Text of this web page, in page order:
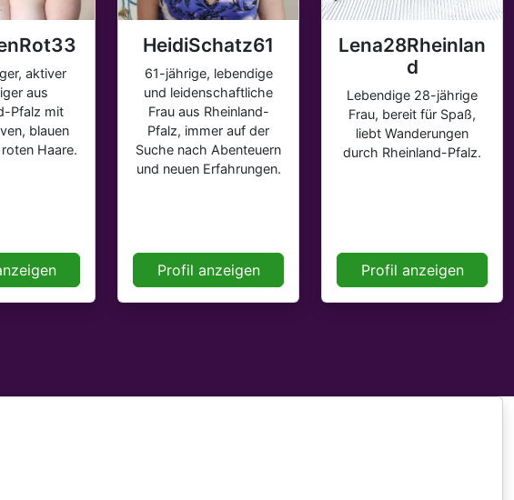
aktiver
aus
Pfalz mit
blauen
Haare.
HeidiSchatz61
61-jährige, lebendige
und leidenschaftliche
Frau aus Rheinland-
Pfalz, immer auf der
Suche nach Abenteuern
und neuen Erfahrungen.
Profil anzeigen
Lena28Rheinlan
d
Lebendige 28-jährige
Frau, bereit für Spaß,
liebt Wanderungen
durch Rheinland-Pfalz.
Profil anzeigen